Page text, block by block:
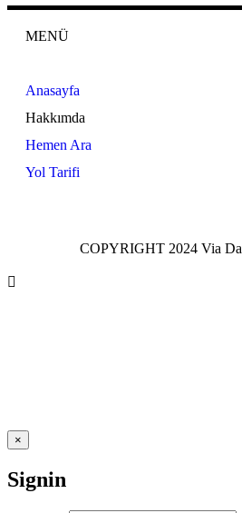
MENÜ
Anasayfa
Hakkımda
Hemen Ara
Yol Tarifi
COPYRIGHT 2024 Via
×
Signin